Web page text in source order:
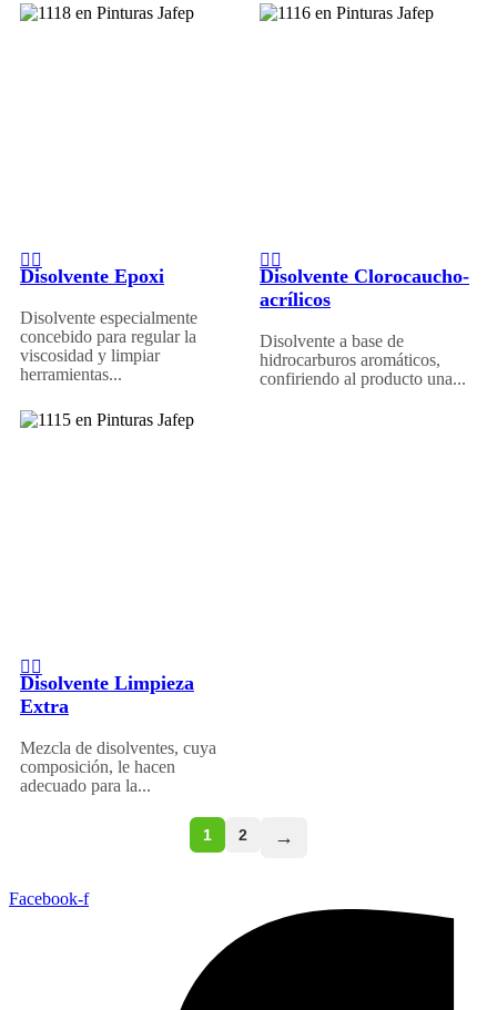
Disolvente Epoxi
Disolvente especialmente
concebido para regular la
viscosidad y limpiar
herramientas...
Disolvente Clorocaucho-
acrílicos
Disolvente a base de
hidrocarburos aromáticos,
confiriendo al producto una...
Disolvente Limpieza
Extra
Mezcla de disolventes, cuya
composición, le hacen
adecuado para la...
1 2 →
Facebook-f